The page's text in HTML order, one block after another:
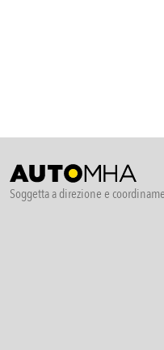
Soggetta a direzione e